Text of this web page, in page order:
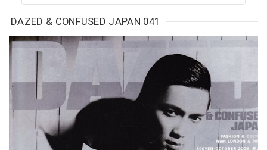
DAZED & CONFUSED JAPAN 041